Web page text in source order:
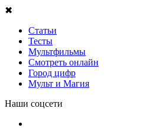
✖
Статьи
Тесты
Мультфильмы
Смотреть онлайн
Город цифр
Мульт и Магия
Наши соцсети